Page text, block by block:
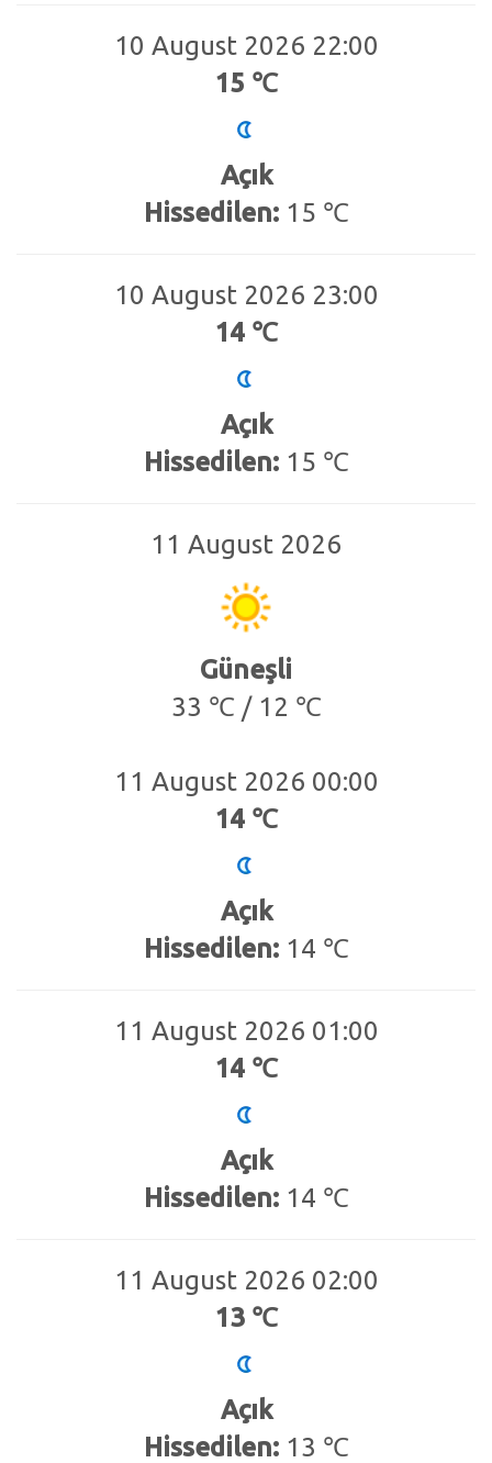
10 August 2026 22:00
15 ℃
Açık
Hissedilen:15 ℃
10 August 2026 23:00
14 ℃
Açık
Hissedilen:15 ℃
11 August 2026
Güneşli
33 ℃ / 12 ℃
11 August 2026 00:00
14 ℃
Açık
Hissedilen:14 ℃
11 August 2026 01:00
14 ℃
Açık
Hissedilen:14 ℃
11 August 2026 02:00
13 ℃
Açık
Hissedilen:13 ℃